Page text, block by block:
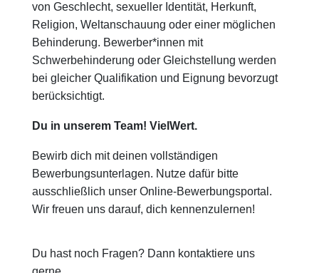
von Geschlecht, sexueller Identität, Herkunft,
Religion, Weltanschauung oder einer möglichen
Behinderung. Bewerber*innen mit
Schwerbehinderung oder Gleichstellung werden
bei gleicher Qualifikation und Eignung bevorzugt
berücksichtigt.
Du in unserem Team! VielWert.
Bewirb dich mit deinen vollständigen
Bewerbungsunterlagen. Nutze dafür bitte
ausschließlich unser Online-Bewerbungsportal.
Wir freuen uns darauf, dich kennenzulernen!
Du hast noch Fragen? Dann kontaktiere uns